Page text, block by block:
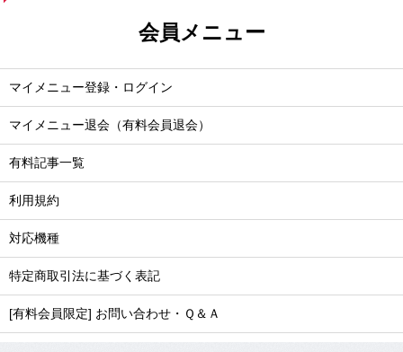
会員メニュー
マイメニュー登録・ログイン
マイメニュー退会（有料会員退会）
有料記事一覧
利用規約
対応機種
特定商取引法に基づく表記
[有料会員限定] お問い合わせ・Ｑ＆Ａ